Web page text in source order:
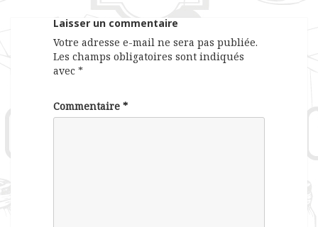
Laisser un commentaire
Votre adresse e-mail ne sera pas publiée.
Les champs obligatoires sont indiqués
avec *
Commentaire *